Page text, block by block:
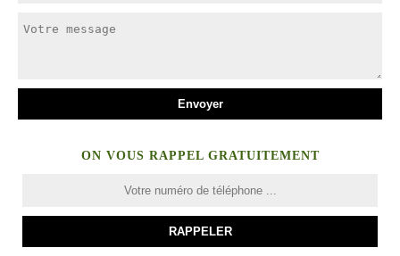
ON VOUS RAPPEL GRATUITEMENT